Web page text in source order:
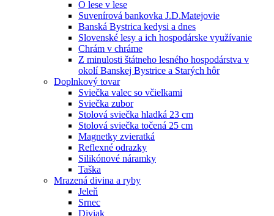
O lese v lese
Suvenírová bankovka J.D.Matejovie
Banská Bystrica kedysi a dnes
Slovenské lesy a ich hospodárske využívanie
Chrám v chráme
Z minulosti štátneho lesného hospodárstva v
okolí Banskej Bystrice a Starých hôr
Doplnkový tovar
Sviečka valec so včielkami
Sviečka zubor
Stolová sviečka hladká 23 cm
Stolová sviečka točená 25 cm
Magnetky zvieratká
Reflexné odrazky
Silikónové náramky
Taška
Mrazená divina a ryby
Jeleň
Srnec
Diviak